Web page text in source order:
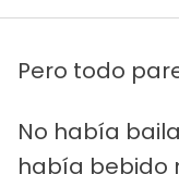
Pero todo
No había
había bebido